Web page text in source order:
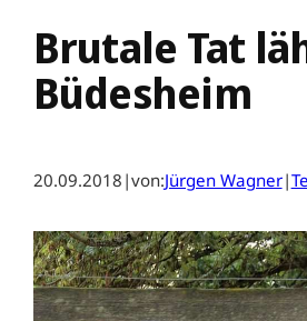
Brutale Tat
Büdesheim
20.09.2018 |von:Jürgen Wagner|